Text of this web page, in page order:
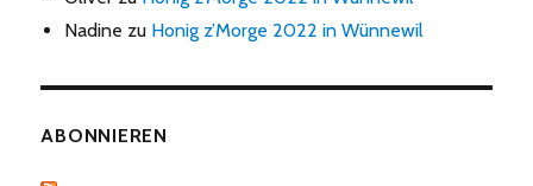
Nadine zu Honig z’Morge 2022 in Wünnewil
ABONNIEREN